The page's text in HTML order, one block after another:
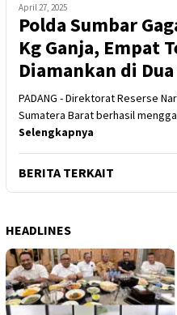
April 27, 2025
Polda Sumbar
Kg Ganja, Empat
Diamankan di
PADANG - Direktorat Reserse
Sumatera Barat berhasil
Selengkapnya
BERITA TERKAIT
HEADLINES